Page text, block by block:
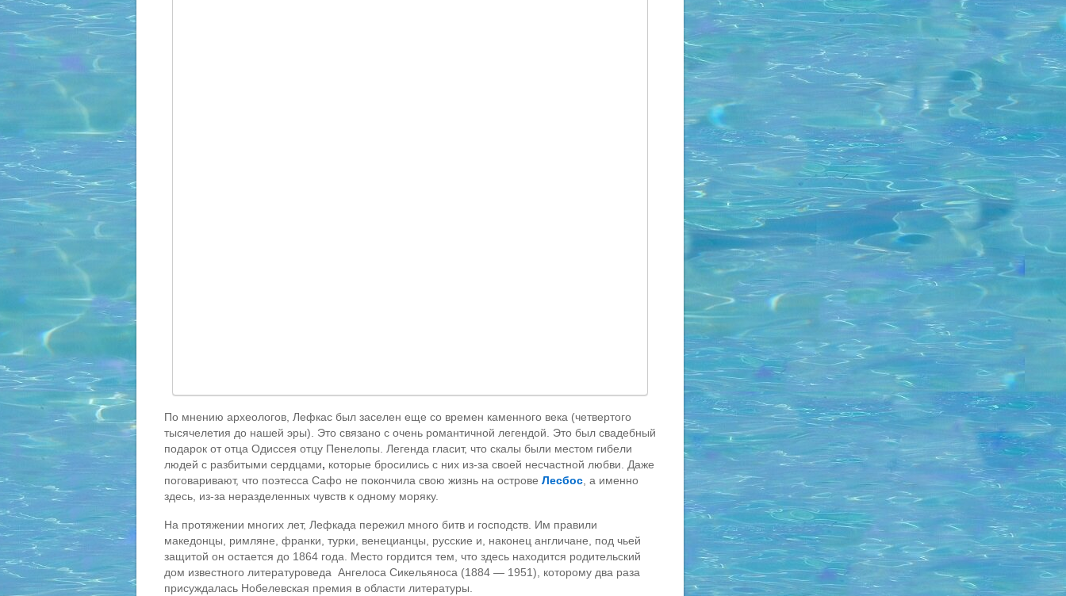
По мнению археологов, Лефкас был заселен еще со времен каменного века (четвертого
тысячелетия до нашей эры). Это связано с очень романтичной легендой. Это был свадебный
подарок от отца Одиссея отцу Пенелопы. Легенда гласит, что скалы были местом гибели
людей с разбитыми сердцами, которые бросились с них из-за своей несчастной любви. Даже
поговаривают, что поэтесса Сафо не покончила свою жизнь на острове Лесбос , а именно
здесь, из-за неразделенных чувств к одному моряку.
На протяжении многих лет, Лефкада пережил много битв и господств. Им правили
македонцы, римляне, франки, турки, венецианцы, русские и, наконец англичане, под чьей
защитой он остается до 1864 года. Место гордится тем, что здесь находится родительский
дом известного литературоведа Ангелоса Сикельяноса (1884 — 1951), которому два раза
присуждалась Нобелевская премия в области литературы.